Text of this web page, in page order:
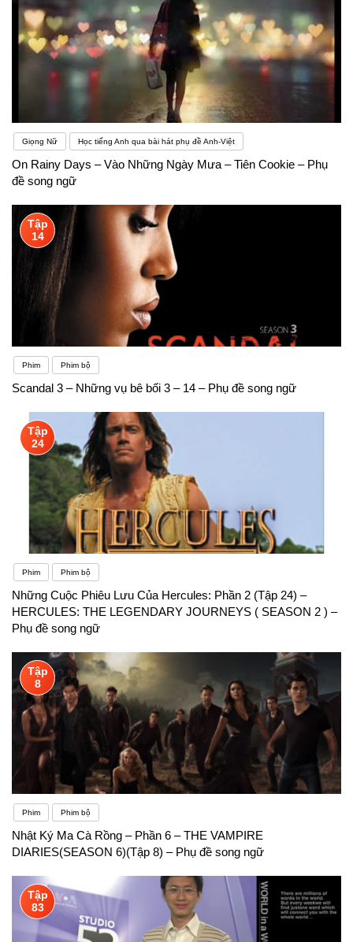
Giọng Nữ Học tiếng Anh qua bài hát phụ đề Anh-Việt
On Rainy Days – Vào Những Ngày Mưa – Tiên Cookie – Phụ
đề song ngữ
Tập
14
Phim Phim bộ
Scandal 3 – Những vụ bê bối 3 – 14 – Phụ đề song ngữ
Tập
24
Phim Phim bộ
Những Cuộc Phiêu Lưu Của Hercules: Phần 2 (Tập 24) –
HERCULES: THE LEGENDARY JOURNEYS ( SEASON 2 ) –
Phụ đề song ngữ
Tập
8
Phim Phim bộ
Nhật Ký Ma Cà Rồng – Phần 6 – THE VAMPIRE
DIARIES(SEASON 6)(Tập 8) – Phụ đề song ngữ
Tập
83